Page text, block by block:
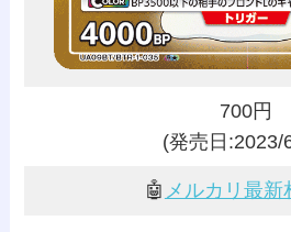
700円
(発売日:2023/
🤖 メルカリ最新